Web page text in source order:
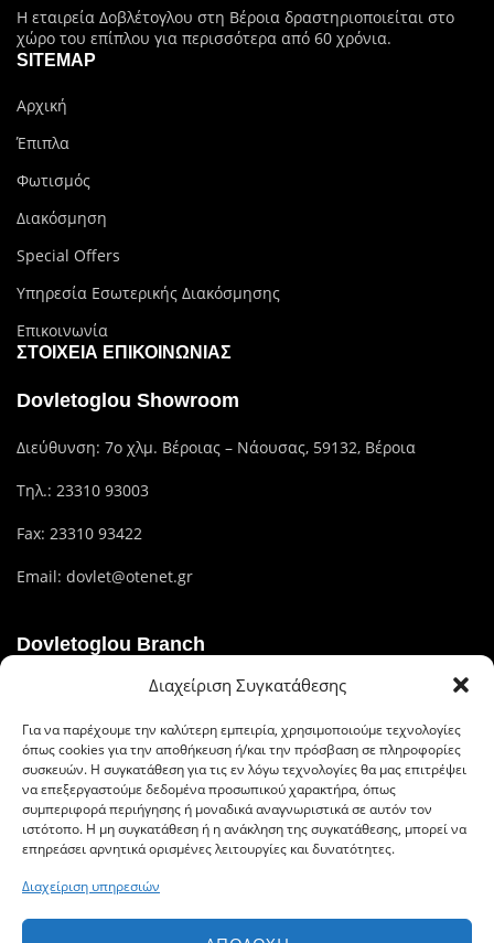
Διαχείριση Συγκατάθεσης
Για να παρέχουμε την καλύτερη εμπειρία, χρησιμοποιούμε τεχνολογίες
όπως cookies για την αποθήκευση ή/και την πρόσβαση σε πληροφορίες
συσκευών. Η συγκατάθεση για τις εν λόγω τεχνολογίες θα μας επιτρέψει
να επεξεργαστούμε δεδομένα προσωπικού χαρακτήρα, όπως
συμπεριφορά περιήγησης ή μοναδικά αναγνωριστικά σε αυτόν τον
ιστότοπο. Η μη συγκατάθεση ή η ανάκληση της συγκατάθεσης, μπορεί να
επηρεάσει αρνητικά ορισμένες λειτουργίες και δυνατότητες.
Διαχείριση υπηρεσιών
Η εταιρεία Δοβλέτογλου στη Βέροια δραστηριοποιείται στο
χώρο του επίπλου για περισσότερα από 60 χρόνια.
SITEMAP
Αρχική
Έπιπλα
Φωτισμός
Διακόσμηση
Special Offers
Υπηρεσία Εσωτερικής Διακόσμησης
Επικοινωνία
ΣΤΟΙΧΕΊΑ ΕΠΙΚΟΙΝΩΝΊΑΣ
Dovletoglou Showroom
Διεύθυνση: 7ο χλμ. Βέροιας – Νάουσας, 59132, Βέροια
Τηλ.: 23310 93003
Fax: 23310 93422
Email: dovlet@otenet.gr
Dovletoglou Branch
Διεύθυνση: Πίνδου 17, 59132,Βέροια
Τηλ.: 23310 60376
Fax: 23310 93422
Email: dovlet@otenet.gr